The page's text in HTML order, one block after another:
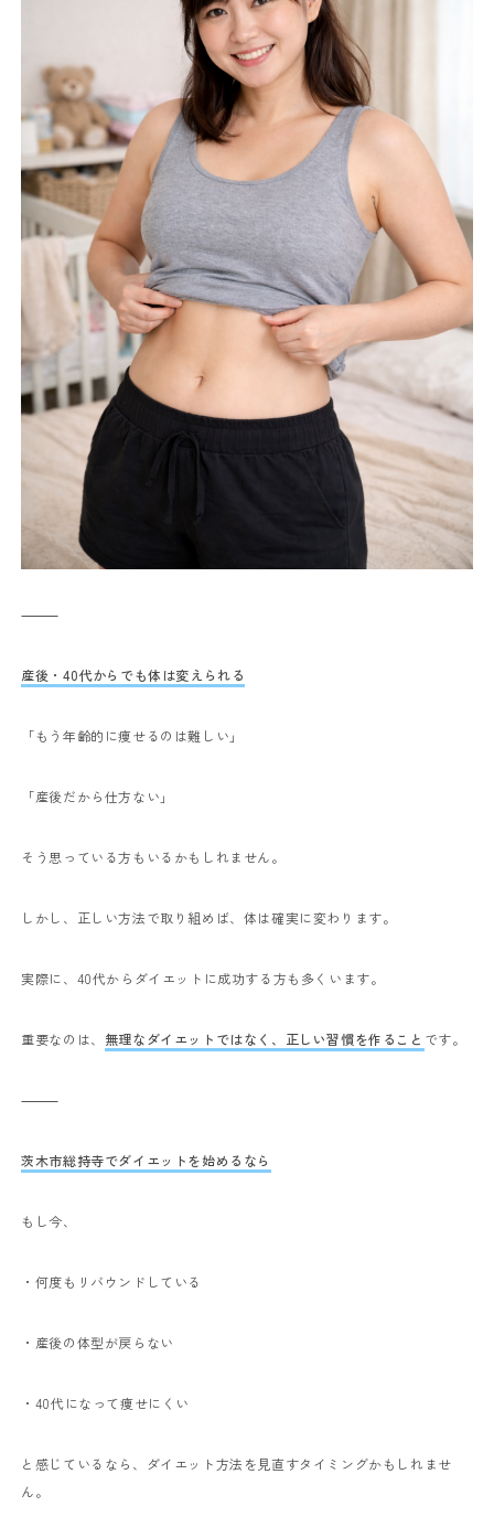
⸻
産後・40代からでも体は変えられる
「もう年齢的に痩せるのは難しい」
「産後だから仕方ない」
そう思っている方もいるかもしれません。
しかし、正しい方法で取り組めば、体は確実に変わります。
実際に、40代からダイエットに成功する方も多くいます。
重要なのは、 無理なダイエットではなく、正しい習慣を作ること です。
⸻
茨木市総持寺でダイエットを始めるなら
もし今、
・何度もリバウンドしている
・産後の体型が戻らない
・40代になって痩せにくい
と感じているなら、ダイエット方法を見直すタイミングかもしれませ
ん。